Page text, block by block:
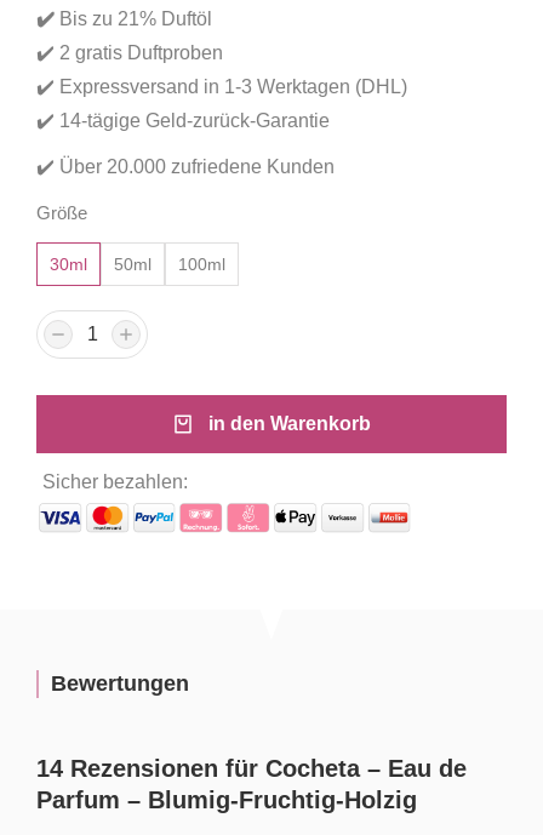
Kundenbewertungen
✔️ Bis zu 21% Duftöl
✔️ 2 gratis Duftproben
✔️ Expressversand in 1-3 Werktagen (DHL)
✔️ 14-tägige Geld-zurück-Garantie
✔️ Über 20.000 zufriedene Kunden
Größe
30ml 50ml 100ml
in den Warenkorb
Sicher bezahlen:
Bewertungen
14 Rezensionen für Cocheta – Eau de
Parfum – Blumig-Fruchtig-Holzig